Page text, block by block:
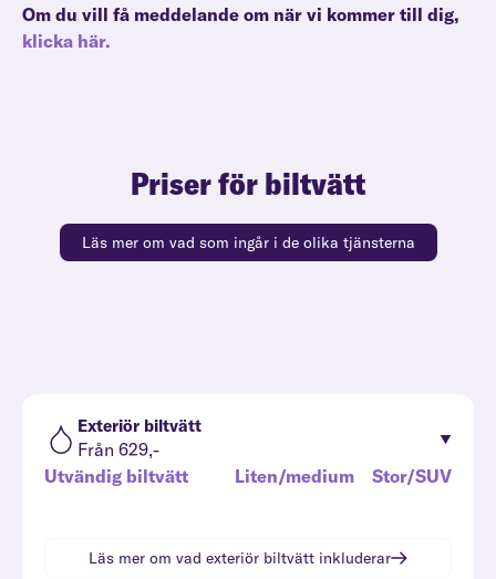
Om du vill få meddelande om när vi kommer till dig,
klicka här.
Priser för biltvätt
Läs mer om vad som ingår i de olika tjänsterna
Exteriör biltvätt
Från 629,-
Utvändig biltvätt
Liten/medium Stor/SUV
Läs mer om vad exteriör biltvätt inkluderar